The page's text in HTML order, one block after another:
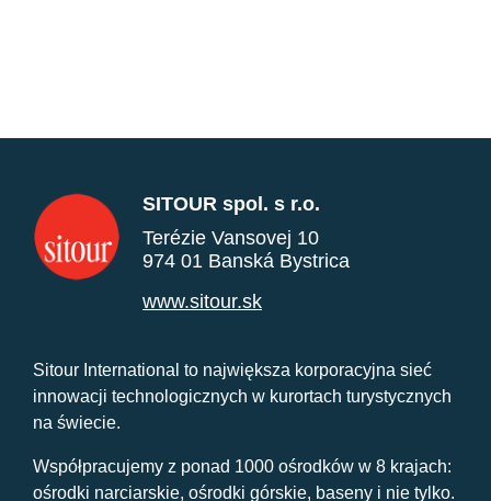
SITOUR spol. s r.o.
Terézie Vansovej 10
974 01 Banská Bystrica
www.sitour.sk
Sitour International to największa korporacyjna sieć
innowacji technologicznych w kurortach turystycznych
na świecie.
Współpracujemy z ponad 1000 ośrodków w 8 krajach:
ośrodki narciarskie, ośrodki górskie, baseny i nie tylko.